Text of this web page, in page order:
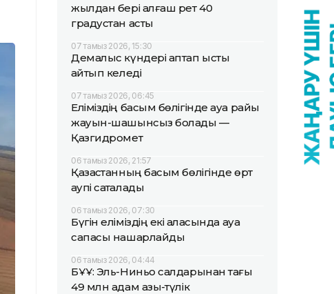
жылдан бері алғаш рет 40
градустан асты
07 тамыз 2026, 15:30
Демалыс күндері аптап ыстық
қайтып келеді
07 тамыз 2026, 06:45
Еліміздің басым бөлігінде ауа райы
жауын-шашынсыз болады —
Қазгидромет
06 тамыз 2026, 21:57
Қазақстанның басым бөлігінде өрт
қаупі сақталады
06 тамыз 2026, 07:30
Бүгін еліміздің екі қаласында ауа
сапасы нашарлайды
06 тамыз 2026, 04:44
БҰҰ: Эль-Ниньо салдарынан тағы
49 млн адам азық-түлік